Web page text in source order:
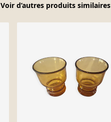
Voir d’autres produits similaires